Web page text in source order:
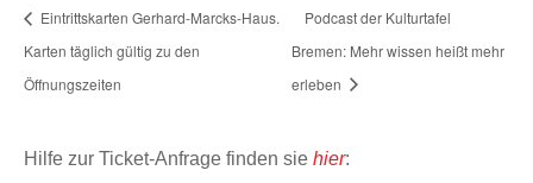
Eintrittskarten Gerhard-Marcks-Haus.
Karten täglich gültig zu den
Öffnungszeiten
Podcast der Kulturtafel
Bremen: Mehr wissen heißt mehr
erleben
Hilfe zur Ticket-Anfrage finden sie hier: